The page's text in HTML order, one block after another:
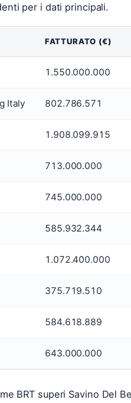
per i dati principali.
FATTURATO (€)
1.550.000.000
Italy 802.786.571
1.908.099.915
713.000.000
745.000.000
585.932.344
1.072.400.000
375.719.510
584.618.889
643.000.000
BRT superi Savino Del